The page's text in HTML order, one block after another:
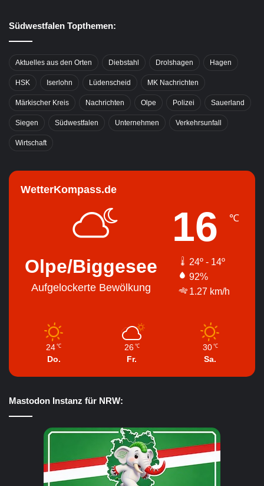
Südwestfalen Topthemen:
Aktuelles aus den Orten Diebstahl Drolshagen Hagen
HSK Iserlohn Lüdenscheid MK Nachrichten
Märkischer Kreis Nachrichten Olpe Polizei Sauerland
Siegen Südwestfalen Unternehmen Verkehrsunfall
Wirtschaft
WetterKompass.de
Olpe/Biggesee
Aufgelockerte Bewölkung
16 ℃
24º - 14º
92%
1.27 km/h
24 ℃
Do.
26 ℃
Fr.
30 ℃
Sa.
Mastodon Instanz für NRW: